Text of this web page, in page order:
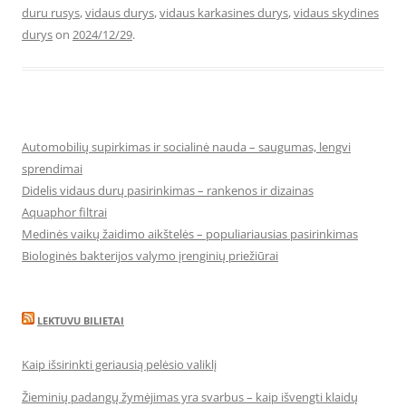
duru rusys,vidaus durys,vidaus karkasines durys,vidaus skydines
duryson 2024/12/29.
Automobilių supirkimas ir socialinė nauda – saugumas, lengvi
sprendimai
Didelis vidaus durų pasirinkimas – rankenos ir dizainas
Aquaphor filtrai
Medinės vaikų žaidimo aikštelės – populiariausias pasirinkimas
Biologinės bakterijos valymo įrenginių priežiūrai
LEKTUVU BILIETAI
Kaip išsirinkti geriausią pelėsio valiklį
Žieminių padangų žymėjimas yra svarbus – kaip išvengti klaidų